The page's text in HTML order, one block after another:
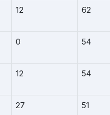
12 62
0 54
12 54
27 51